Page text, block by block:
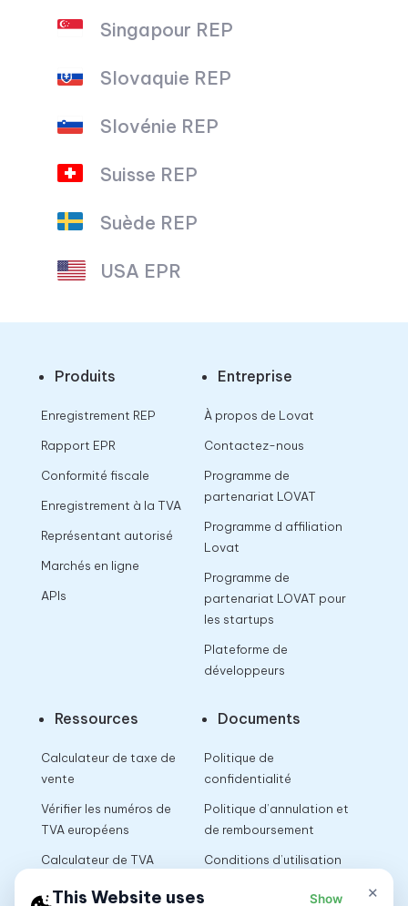
Singapour REP
Slovaquie REP
Slovénie REP
Suisse REP
Suède REP
USA EPR
Produits
Enregistrement REP
Rapport EPR
Conformité fiscale
Enregistrement à la TVA
Représentant autorisé
Marchés en ligne
APIs
Entreprise
À propos de Lovat
Contactez-nous
Programme de
partenariat LOVAT
Programme d affiliation
Lovat
Programme de
partenariat LOVAT pour
les startups
Plateforme de
développeurs
Ressources
Calculateur de taxe de
vente
Vérifier les numéros de
TVA européens
Calculateur de TVA
Documents
Politique de
confidentialité
Politique d’annulation et
de remboursement
Conditions d’utilisation
×
This Website uses Show